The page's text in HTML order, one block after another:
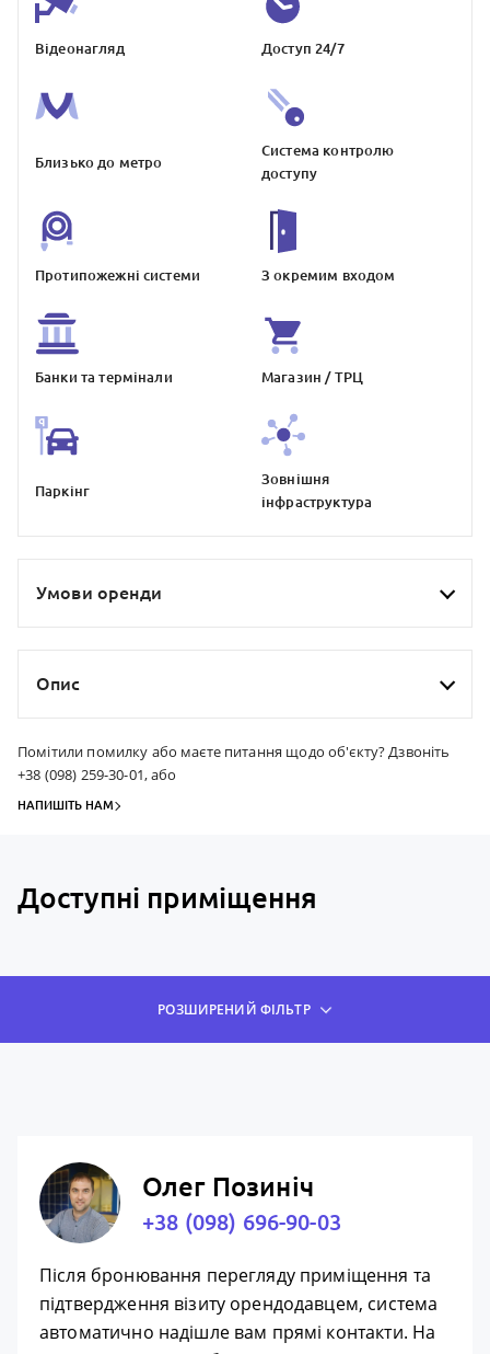
Відеонагляд Доступ 24/7
Близько до метро
Система контролю
доступу
Протипожежнi системи З окремим входом
Банки та термiнали Магазин / ТРЦ
Паркiнг
Зовнiшня
iнфраструктура
Умови оренди
Опис
Помітили помилку або маєте питання щодо об'єкту? Дзвоніть
+38 (098) 259-30-01, або
НАПИШІТЬ НАМ
Доступні приміщення
РОЗШИРЕНИЙ ФІЛЬТР
Олег Позиніч
+38 (098) 696-90-03
Після бронювання перегляду приміщення та
підтвердження візиту орендодавцем, система
автоматично надішле вам прямі контакти. На